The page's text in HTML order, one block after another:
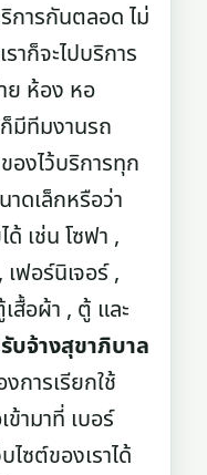
การกันตลอด ไม่
าก็จะไปบริการ
ย ห้อง หอ
มีทีมงานรถ
งไว้บริการทุก
าดเล็กหรือว่า
เช่น โซฟา ,
ฟอร์นิเจอร์ ,
สื้อผ้า , ตู้ และ
บจ้างสุขาภิบาล
การเรียกใช้
ามาที่ เบอร์
ซต์ของเราได้